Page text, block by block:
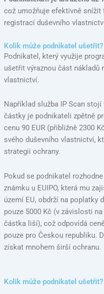
což umožňuje efektivně snížit
registrací duševního
Kolik může podnikatel ušetřit?
Podnikatel, který využije
ušetřit výraznou část nákladů
vlastnictví.
Například služba IP Scan stojí
částky je podnikateli zpětně
cenu 90 EUR (přibližně 2300
svého duševního vlastnictví,
strategii ochrany.
Pokud se podnikatel
známku u EUIPO, která mu
území EU, obdrží na poplatky
pouze 5000 Kč (v závislosti
částka liší), což odpovídá
pouze pro Českou republiku.
získat mnohem širší ochranu.
Kolik může podnikatel ušetřit?​